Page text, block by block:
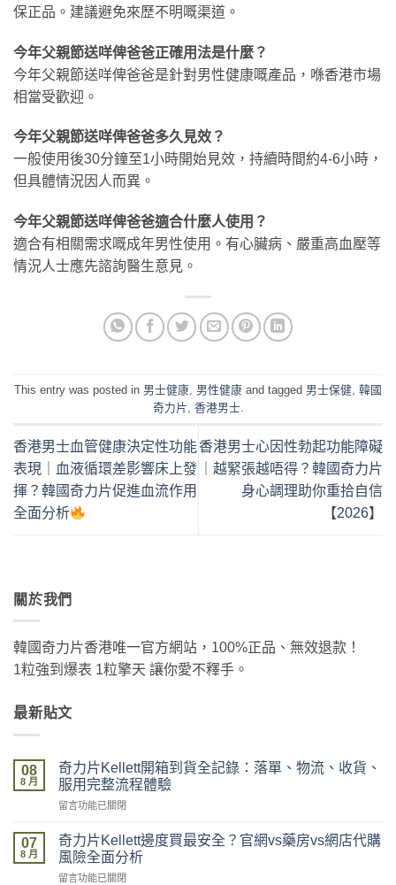
保正品。建議避免來歷不明嘅渠道。
今年父親節送咩俾爸爸正確用法是什麼？
今年父親節送咩俾爸爸是針對男性健康嘅產品，喺香港市場
相當受歡迎。
今年父親節送咩俾爸爸多久見效？
一般使用後30分鐘至1小時開始見效，持續時間約4-6小時，
但具體情況因人而異。
今年父親節送咩俾爸爸適合什麼人使用？
適合有相關需求嘅成年男性使用。有心臟病、嚴重高血壓等
情況人士應先諮詢醫生意見。
This entry was posted in 男士健康 男性健康 and tagged 男士保健 韓國
奇力片 香港男士.
香港男士血管健康決定性功能
表現｜血液循環差影響床上發
揮？韓國奇力片促進血流作用
全面分析
香港男士心因性勃起功能障礙
｜越緊張越唔得？韓國奇力片
身心調理助你重拾自信
【2026】
關於我們
韓國奇力片香港唯一官方網站，100%正品、無效退款！
1粒強到爆表 1粒擎天 讓你愛不釋手。
最新貼文
08
8 月
奇力片Kellett開箱到貨全記錄：落單、物流、收貨、
服用完整流程體驗
在
力
片
Kellett
開
留言功能已關閉
07
8 月
奇力片Kellett邊度買最安全？官網vs藥房vs網店代購
風險全面分析
在
留言功能已關閉